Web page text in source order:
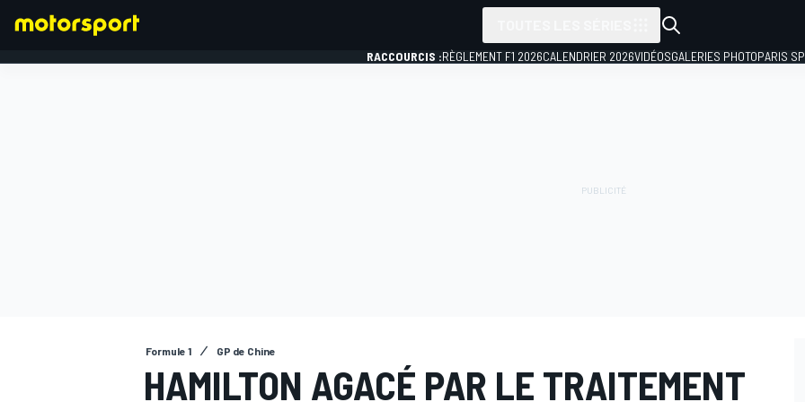
RACCOURCIS :RÈGLEMENT F1 2026CALENDRIER 2026VIDÉOSGALERIES PHOTOPARIS
Formule 1 GP de Chine
HAMILTON AGACÉ PAR LE TRAITEMENT